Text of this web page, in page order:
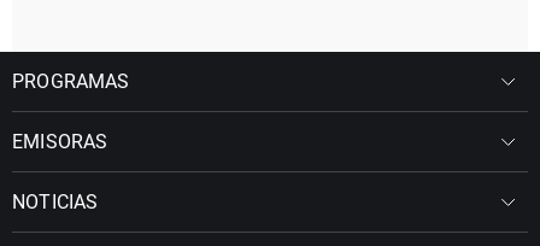
PROGRAMAS
EMISORAS
NOTICIAS